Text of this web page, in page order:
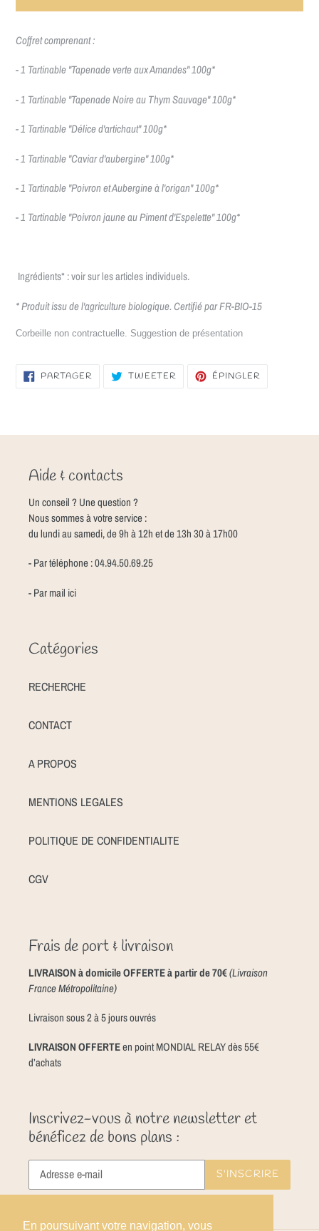
En poursuivant votre navigation, vous
Coffret comprenant :
- 1 Tartinable "Tapenade verte aux Amandes" 100g*
- 1 Tartinable "Tapenade Noire au Thym Sauvage" 100g*
- 1 Tartinable "Délice d'artichaut" 100g*
- 1 Tartinable "Caviar d'aubergine" 100g*
- 1 Tartinable "Poivron et Aubergine à l'origan" 100g*
- 1 Tartinable "Poivron jaune au Piment d'Espelette" 100g*
Ingrédients* : voir sur les articles individuels.
* Produit issu de l'agriculture biologique. Certifié par FR-BIO-15
Corbeille non contractuelle. Suggestion de présentation
PARTAGERPARTAGER
SUR
TWEETER TWEETERÉPINGLER
Aide & contacts
Un conseil ? Une question ?
Nous sommes à votre service :
du lundi au samedi, de 9h à 12h et de 13h 30 à 17h00
- Par téléphone : 04.94.50.69.25
- Par mail ici
Catégories
RECHERCHE
CONTACT
A PROPOS
MENTIONS LEGALES
POLITIQUE DE CONFIDENTIALITE
CGV
Frais de port & livraison
LIVRAISON à domicile OFFERTE à partir de 70€(Livraison
France Métropolitaine)
Livraison sous 2 à 5 jours ouvrés
LIVRAISON OFFERTEen point MONDIAL RELAY dès 55€
d’achats
Inscrivez-vous à notre newsletter et
bénéficez de bons plans :
S'INSCRIRE